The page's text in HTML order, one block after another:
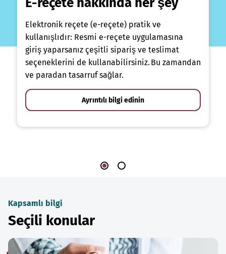
Elektronik reçete (e-reçete) pratik ve
kullanışlıdır: Resmi e-reçete uygulamasına
giriş yaparsanız çeşitli sipariş ve teslimat
seçeneklerini de kullanabilirsiniz. Bu zamandan
ve paradan tasarruf sağlar.
Ayrıntılı bilgi edinin
Kapsamlı bilgi
Seçili konular